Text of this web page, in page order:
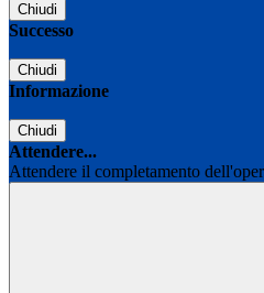
Chiudi
Successo
Chiudi
Informazione
Chiudi
Attendere...
Attendere il completamento